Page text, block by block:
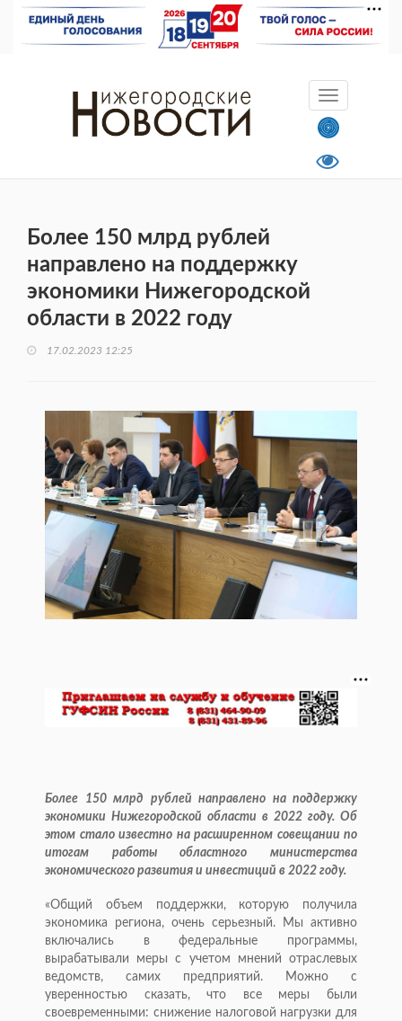
Более 150 млрд рублей
направлено на поддержку
экономики Нижегородской
области в 2022 году
17.02.2023 12:25
Более 150 млрд рублей направлено на поддержку
экономики Нижегородской области в 2022 году. Об
этом стало известно на расширенном совещании по
итогам работы областного министерства
экономического развития и инвестиций в 2022 году.
«Общий объем поддержки, которую получила
экономика региона, очень серьезный. Мы активно
включались в федеральные программы,
вырабатывали меры с учетом мнений отраслевых
ведомств, самих предприятий. Можно с
уверенностью сказать, что все меры были
своевременными: снижение налоговой нагрузки для